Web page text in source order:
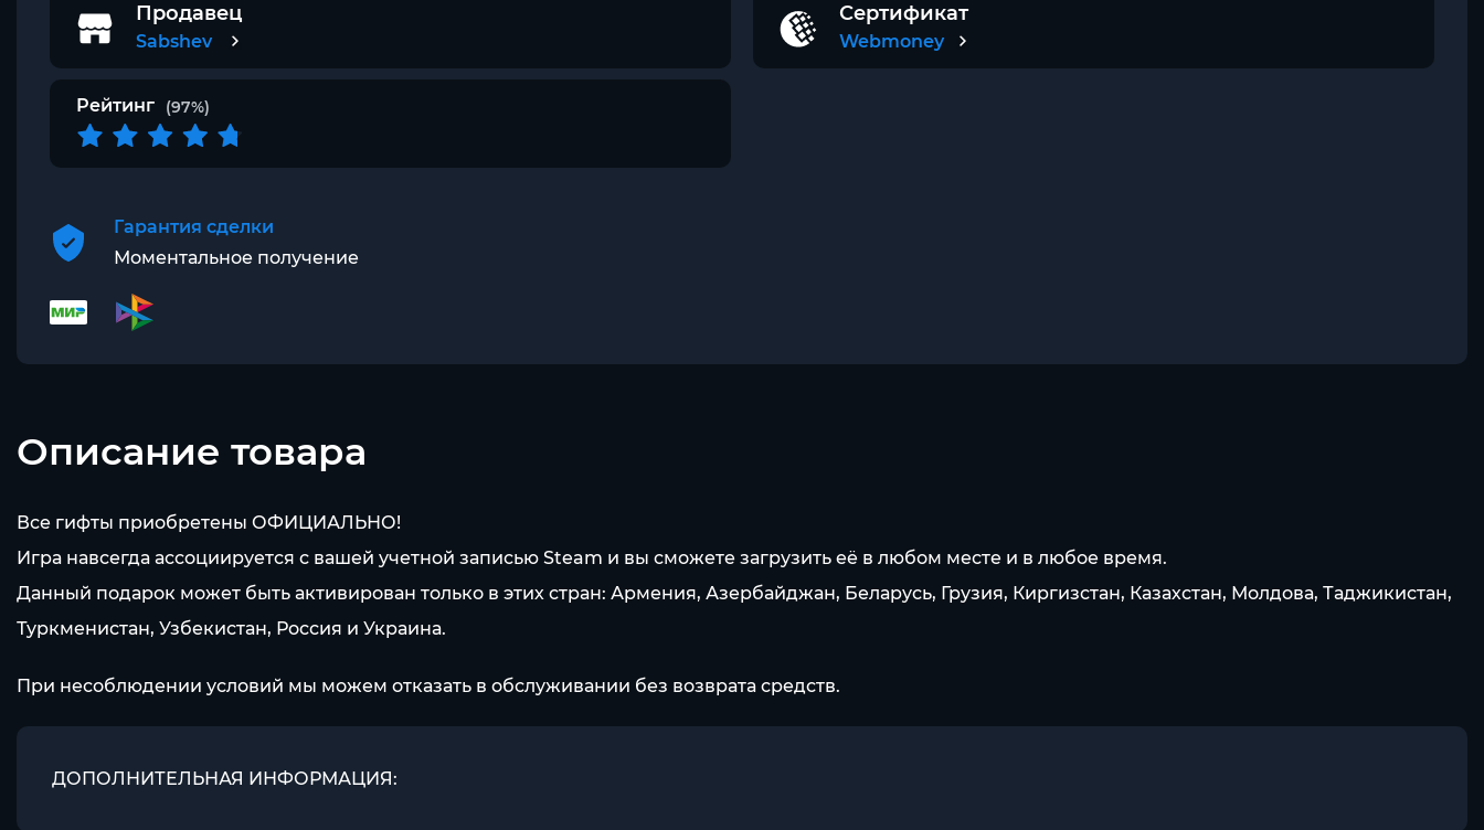
Продавец
Sabshev
Сертификат
Webmoney
Рейтинг (97%)
Гарантия сделки
Моментальное получение
Описание товара
Все гифты приобретены ОФИЦИАЛЬНО!
Игра навсегда ассоциируется с вашей учетной записью Steam и вы сможете загрузить её в любом месте и в любое время.
Данный подарок может быть активирован только в этих стран: Армения, Азербайджан, Беларусь, Грузия, Киргизстан, Казахстан, Молдова, Таджикистан,
Туркменистан, Узбекистан, Россия и Украина.
При несоблюдении условий мы можем отказать в обслуживании без возврата средств.
ДОПОЛНИТЕЛЬНАЯ ИНФОРМАЦИЯ: